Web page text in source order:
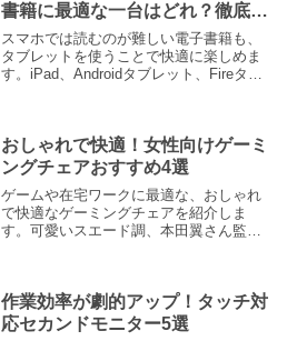
書籍に最適な一台はどれ？徹底比
較！
スマホでは読むのが難しい電子書籍も、
タブレットを使うことで快適に楽しめま
す。iPad、Androidタブレット、Fireタブ
慮して、最適なデバイスを選ぶことが重
要です。
おしゃれで快適！女性向けゲーミ
ングチェアおすすめ4選
ゲームや在宅ワークに最適な、おしゃれ
で快適なゲーミングチェアを紹介しま
す。可愛いスエード調、本田翼さん監修
馴染む一脚を。
作業効率が劇的アップ！タッチ対
応セカンドモニター5選